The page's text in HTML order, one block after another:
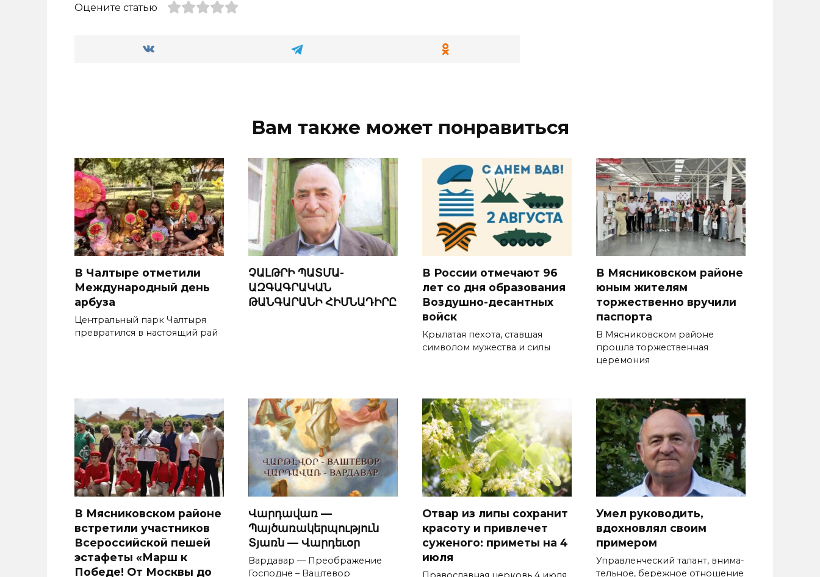
Оцените статью
Вам также может понравиться
В Чалтыре отметили
Международный день
арбуза
Центральный парк Чалтыря
превратился в настоящий рай
ՉԱԼԹՐԻ ՊԱՏՄԱ-
ԱԶԳԱԳՐԱԿԱՆ
ԹԱՆԳԱՐԱՆԻ ՀԻՄՆԱԴԻՐԸ
В России отмечают 96
лет со дня образования
Воздушно-десантных
войск
Крылатая пехота, ставшая
символом мужества и силы
В Мясниковском районе
юным жителям
торжественно вручили
паспорта
В Мясниковском районе
прошла торжественная
церемония
В Мясниковском районе
встретили участников
Всероссийской пешей
эстафеты «Марш к
Победе! От Москвы до
Վարդավառ —
Պայծառակերպություն
Տյառն — Վարդեւօր
Вардавар — Преображение
Господне – Ваштевор
Отвар из липы сохранит
красоту и привлечет
суженого: приметы на 4
июля
Умел руководить,
вдохновлял своим
примером
Управленческий талант, внима­
тельное, бережное отношение